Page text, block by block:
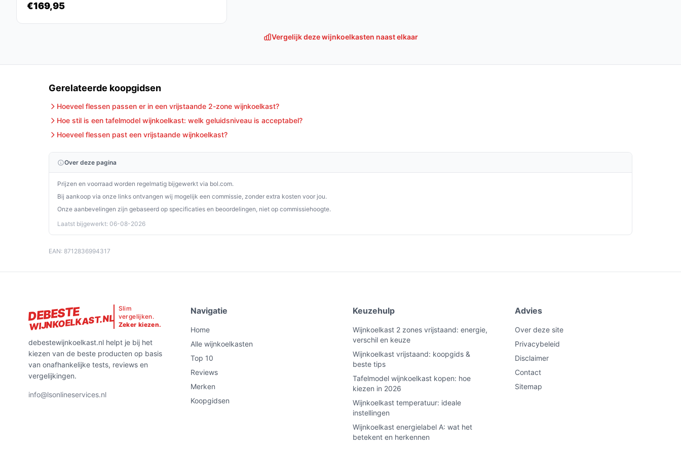
de juiste temperatuur voor hun wijn. Met zijn stijlvolle design, gebruiksgemak en efficiënte
koeling, is het de perfecte aanvulling voor jouw huis.
€169,95
Vergelijk deze wijnkoelkasten naast elkaar
Gerelateerde koopgidsen
Hoeveel flessen passen er in een vrijstaande 2-zone wijnkoelkast?
Hoe stil is een tafelmodel wijnkoelkast: welk geluidsniveau is acceptabel?
Hoeveel flessen past een vrijstaande wijnkoelkast?
Over deze pagina
Prijzen en voorraad worden regelmatig bijgewerkt via bol.com.
Bij aankoop via onze links ontvangen wij mogelijk een commissie, zonder extra kosten voor jou.
Onze aanbevelingen zijn gebaseerd op specificaties en beoordelingen, niet op commissiehoogte.
Laatst bijgewerkt: 06-08-2026
EAN: 8712836994317
DEBESTE
WIJNKOELKAST.NL
Slim
vergelijken.
Zeker kiezen.
debestewijnkoelkast.nl helpt je bij het
kiezen van de beste producten op basis
van onafhankelijke tests, reviews en
vergelijkingen.
info@lsonlineservices.nl
Navigatie
Home
Alle wijnkoelkasten
Top 10
Reviews
Merken
Koopgidsen
Keuzehulp
Wijnkoelkast 2 zones vrijstaand: energie,
verschil en keuze
Wijnkoelkast vrijstaand: koopgids &
beste tips
Tafelmodel wijnkoelkast kopen: hoe
kiezen in 2026
Wijnkoelkast temperatuur: ideale
instellingen
Wijnkoelkast energielabel A: wat het
betekent en herkennen
Advies
Over deze site
Privacybeleid
Disclaimer
Contact
Sitemap